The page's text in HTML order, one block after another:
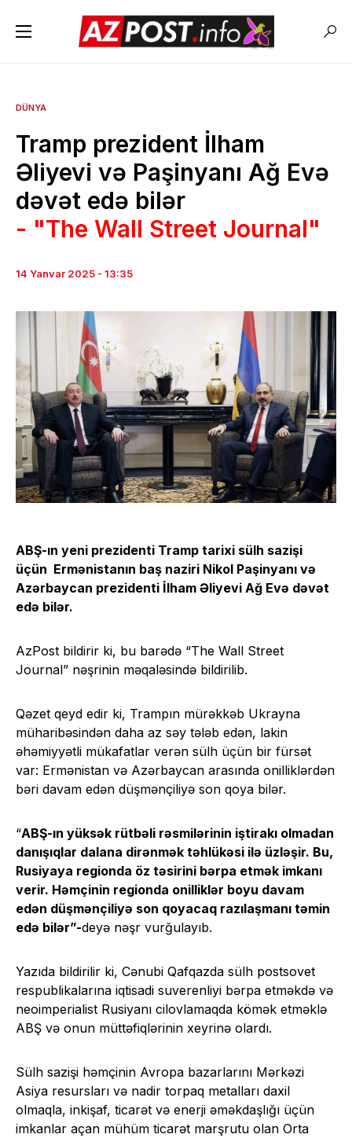
DÜNYA
Tramp prezident İlham
Əliyevi və Paşinyanı Ağ Evə
dəvət edə bilər
- "The Wall Street Journal"
14 Yanvar 2025 - 13:35
ABŞ-ın yeni prezidenti Tramp tarixi sülh sazişi
üçün Ermənistanın baş naziri Nikol Paşinyanı və
Azərbaycan prezidenti İlham Əliyevi Ağ Evə dəvət
edə bilər.
AzPost bildirir ki, bu barədə “The Wall Street
Journal” nəşrinin məqaləsində bildirilib.
Qəzet qeyd edir ki, Trampın mürəkkəb Ukrayna
müharibəsindən daha az səy tələb edən, lakin
əhəmiyyətli mükafatlar verən sülh üçün bir fürsət
var: Ermənistan və Azərbaycan arasında onilliklərdən
bəri davam edən düşmənçiliyə son qoya bilər.
“ABŞ-ın yüksək rütbəli rəsmilərinin iştirakı olmadan
danışıqlar dalana dirənmək təhlükəsi ilə üzləşir. Bu,
Rusiyaya regionda öz təsirini bərpa etmək imkanı
verir. Həmçinin regionda onilliklər boyu davam
edən düşmənçiliyə son qoyacaq razılaşmanı təmin
edə bilər”-deyə nəşr vurğulayıb.
Yazıda bildirilir ki, Cənubi Qafqazda sülh postsovet
respublikalarına iqtisadi suverenliyi bərpa etməkdə və
neoimperialist Rusiyanı cilovlamaqda kömək etməklə
ABŞ və onun müttəfiqlərinin xeyrinə olardı.
Sülh sazişi həmçinin Avropa bazarlarını Mərkəzi
Asiya resursları və nadir torpaq metalları daxil
olmaqla, inkişaf, ticarət və enerji əməkdaşlığı üçün
imkanlar açan mühüm ticarət marşrutu olan Orta